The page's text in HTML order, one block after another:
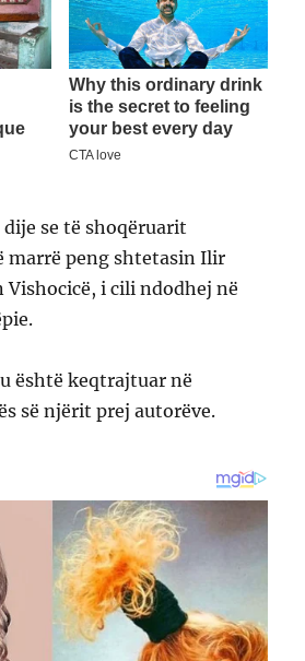
se të shoqëruarit
marrë peng shtetasin Ilir
Vishocicë, i cili ndodhej në
është keqtrajtuar në
së njërit prej autorëve.